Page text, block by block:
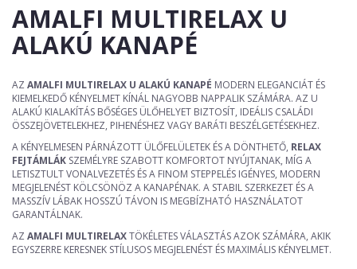
AMALFI MULTIRELAX U
ALAKÚ KANAPÉ
AZ AMALFI MULTIRELAX U ALAKÚ KANAPÉ MODERN ELEGANCIÁT ÉS
KIEMELKEDŐ KÉNYELMET KÍNÁL NAGYOBB NAPPALIK SZÁMÁRA. AZ U
ALAKÚ KIALAKÍTÁS BŐSÉGES ÜLŐHELYET BIZTOSÍT, IDEÁLIS CSALÁDI
ÖSSZEJÖVETELEKHEZ, PIHENÉSHEZ VAGY BARÁTI BESZÉLGETÉSEKHEZ.
A KÉNYELMESEN PÁRNÁZOTT ÜLŐFELÜLETEK ÉS A DÖNTHETŐ, RELAX
FEJTÁMLÁK SZEMÉLYRE SZABOTT KOMFORTOT NYÚJTANAK, MÍG A
LETISZTULT VONALVEZETÉS ÉS A FINOM STEPPELÉS IGÉNYES, MODERN
MEGJELENÉST KÖLCSÖNÖZ A KANAPÉNAK. A STABIL SZERKEZET ÉS A
MASSZÍV LÁBAK HOSSZÚ TÁVON IS MEGBÍZHATÓ HASZNÁLATOT
GARANTÁLNAK.
AZ AMALFI MULTIRELAXTÖKÉLETES VÁLASZTÁS AZOK SZÁMÁRA, AKIK
EGYSZERRE KERESNEK STÍLUSOS MEGJELENÉST ÉS MAXIMÁLIS KÉNYELMET.